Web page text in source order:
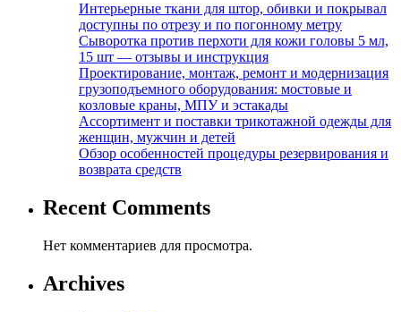
Интерьерные ткани для штор, обивки и покрывал
доступны по отрезу и по погонному метру
Сыворотка против перхоти для кожи головы 5 мл,
15 шт — отзывы и инструкция
Проектирование, монтаж, ремонт и модернизация
грузоподъемного оборудования: мостовые и
козловые краны, МПУ и эстакады
Ассортимент и поставки трикотажной одежды для
женщин, мужчин и детей
Обзор особенностей процедуры резервирования и
возврата средств
Recent Comments
Нет комментариев для просмотра.
Archives